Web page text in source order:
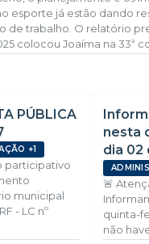
esporte já estão dando
de trabalho. O relatório
colocou Joaíma na 33ª
ao município o 2º
um salto histórico de
anterior. Esse...
PÚBLICA
+1
participativo
municipal
- LC nº
nesta
dia 02
🚨
quinta-
não